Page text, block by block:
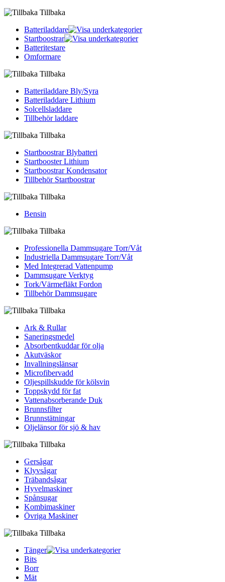
Tillbaka
Batteriladdare
Startboostrar
Batteritestare
Omformare
Tillbaka
Batteriladdare Bly/Syra
Batteriladdare Lithium
Solcellsladdare
Tillbehör laddare
Tillbaka
Startboostrar Blybatteri
Startbooster Lithium
Startboostrar Kondensator
Tillbehör Startboostrar
Tillbaka
Bensin
Tillbaka
Professionella Dammsugare Torr/Våt
Industriella Dammsugare Torr/Våt
Med Integrerad Vattenpump
Dammsugare Verktyg
Tork/Värmefläkt Fordon
Tillbehör Dammsugare
Tillbaka
Ark & Rullar
Saneringsmedel
Absorbentkuddar för olja
Akutväskor
Invallningslänsar
Microfibervadd
Oljespillskudde för kölsvin
Toppskydd för fat
Vattenabsorberande Duk
Brunnsfilter
Brunnstätningar
Oljelänsor för sjö & hav
Tillbaka
Gersågar
Klyvsågar
Träbandsågar
Hyvelmaskiner
Spånsugar
Kombimaskiner
Övriga Maskiner
Tillbaka
Tänger
Bits
Borr
Mät